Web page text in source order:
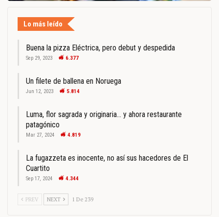
Lo más leído
Buena la pizza Eléctrica, pero debut y despedida
Sep 29, 2023 6.377
Un filete de ballena en Noruega
Jun 12, 2023 5.814
Luma, flor sagrada y originaria… y ahora restaurante
patagónico
Mar 27, 2024 4.819
La fugazzeta es inocente, no así sus hacedores de El
Cuartito
Sep 17, 2024 4.344
PREV NEXT 1 De 239